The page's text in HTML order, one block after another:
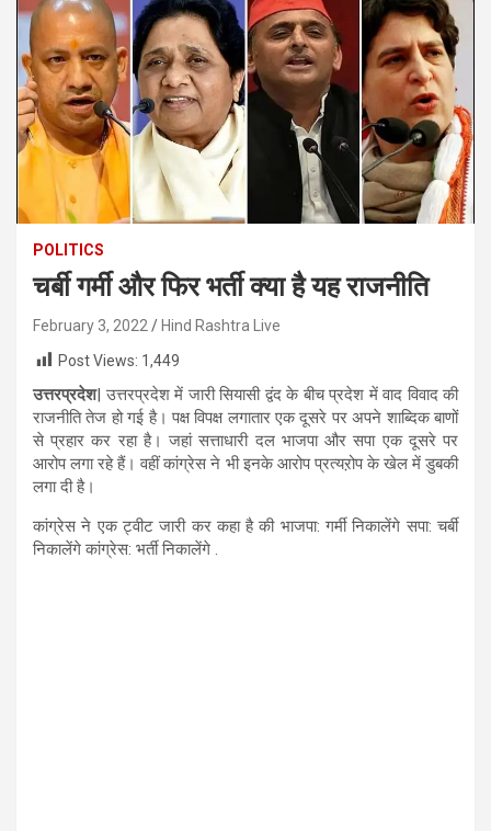
POLITICS
चर्बी गर्मी और फिर भर्ती क्या है यह राजनीति
February 3, 2022
Hind Rashtra Live
Post Views: 1,449
उत्तरप्रदेश| उत्तरप्रदेश में जारी सियासी द्वंद के बीच प्रदेश में वाद विवाद की
राजनीति तेज हो गई है। पक्ष विपक्ष लगातार एक दूसरे पर अपने शाब्दिक बाणों
से प्रहार कर रहा है। जहां सत्ताधारी दल भाजपा और सपा एक दूसरे पर
आरोप लगा रहे हैं। वहीं कांग्रेस ने भी इनके आरोप प्रत्यऱोप के खेल में डुबकी
लगा दी है।
कांग्रेस ने एक ट्वीट जारी कर कहा है की भाजपा: गर्मी निकालेंगे सपा: चर्बी
निकालेंगे कांग्रेस: भर्ती निकालेंगे .